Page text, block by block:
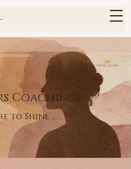
Coaching
to Shine